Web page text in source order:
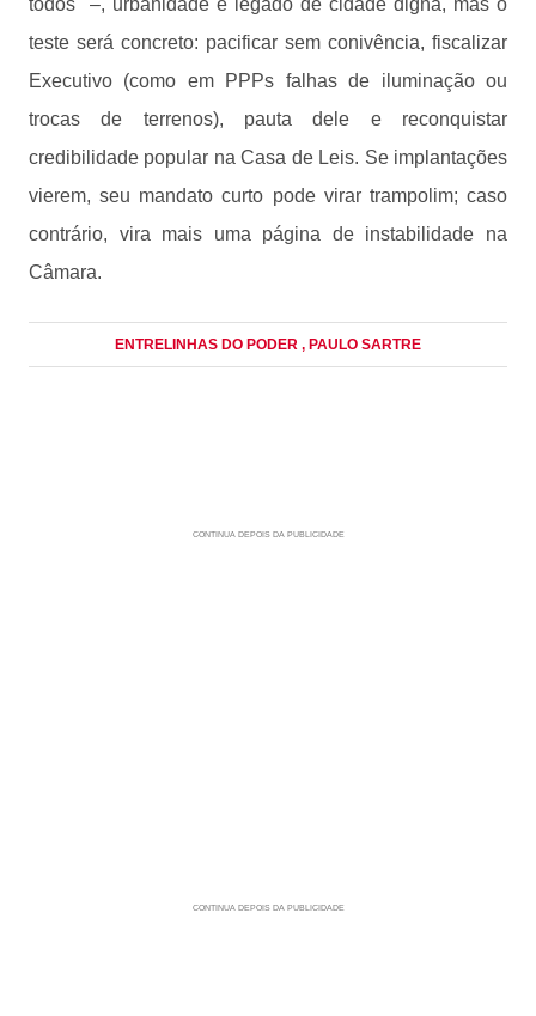
teste será concreto: pacificar sem conivência, fiscalizar
Executivo (como em PPPs falhas de iluminação ou
trocas de terrenos), pauta dele e reconquistar
credibilidade popular na Casa de Leis. Se implantações
vierem, seu mandato curto pode virar trampolim; caso
contrário, vira mais uma página de instabilidade na
Câmara.
ENTRELINHAS DO PODER , PAULO SARTRE